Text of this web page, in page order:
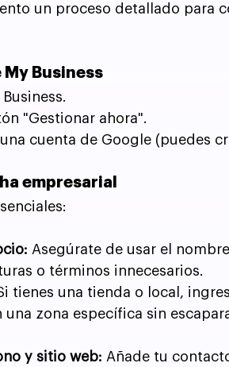
un proceso detallado para
My Business
"Gestionar ahora".
cuenta de Google (puedes
empresarial
Asegúrate de usar el
o términos innecesarios.
tienes una tienda o local,
una zona específica sin
y sitio web: Añade tu